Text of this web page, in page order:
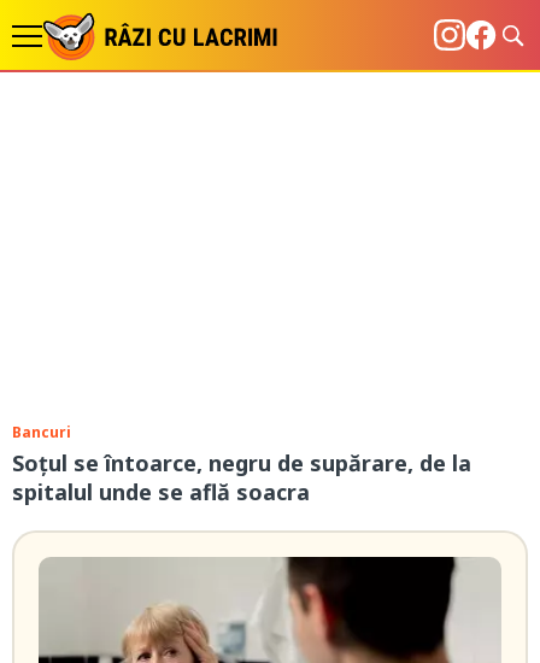
Bancuri
Soțul se întoarce, negru de supărare, de la
spitalul unde se află soacra